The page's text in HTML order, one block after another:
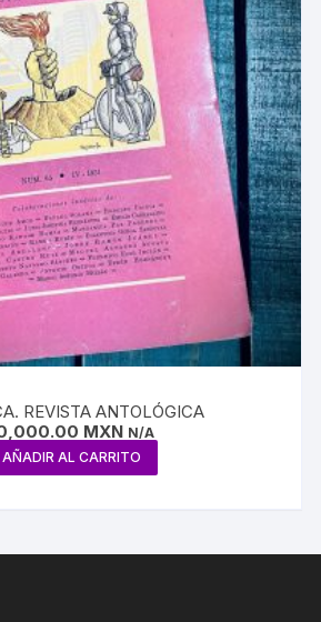
REVISTA ANTOLÓGICA
MXN N/A
AÑADIR AL CARRITO